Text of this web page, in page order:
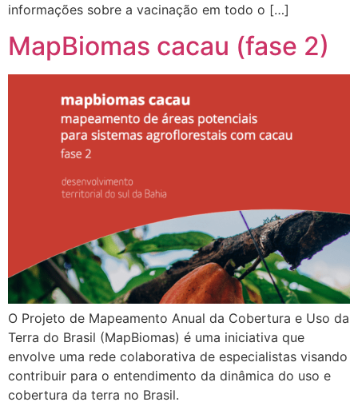
informações sobre a vacinação em todo o […]
MapBiomas cacau (fase 2)
O Projeto de Mapeamento Anual da Cobertura e Uso da
Terra do Brasil (MapBiomas) é uma iniciativa que
envolve uma rede colaborativa de especialistas visando
contribuir para o entendimento da dinâmica do uso e
cobertura da terra no Brasil.